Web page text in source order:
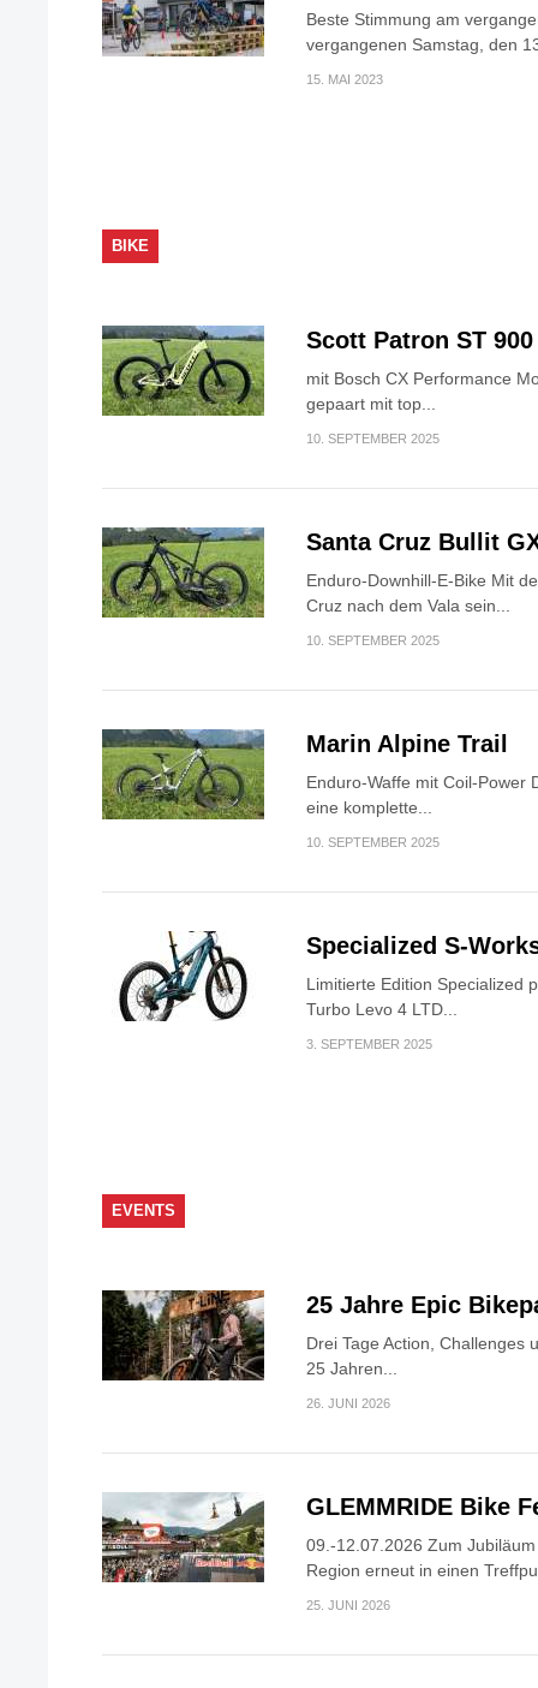
Beste Stimmung am
vergangenen Samstag, den
15. MAI 2023
BIKE
Scott Patron ST 900
mit Bosch CX Performance
gepaart mit top...
10. SEPTEMBER 2025
Santa Cruz Bullit
Enduro-Downhill-E-Bike Mit
Cruz nach dem Vala sein...
10. SEPTEMBER 2025
Marin Alpine Trail
Enduro-Waffe mit Coil-Power
eine komplette...
10. SEPTEMBER 2025
Specialized S-
Limitierte Edition Specialized
Turbo Levo 4 LTD...
3. SEPTEMBER 2025
EVENTS
25 Jahre Epic
Drei Tage Action, Challenges
25 Jahren...
26. JUNI 2026
GLEMMRIDE Bike
09.-12.07.2026 Zum
Region erneut in einen
25. JUNI 2026